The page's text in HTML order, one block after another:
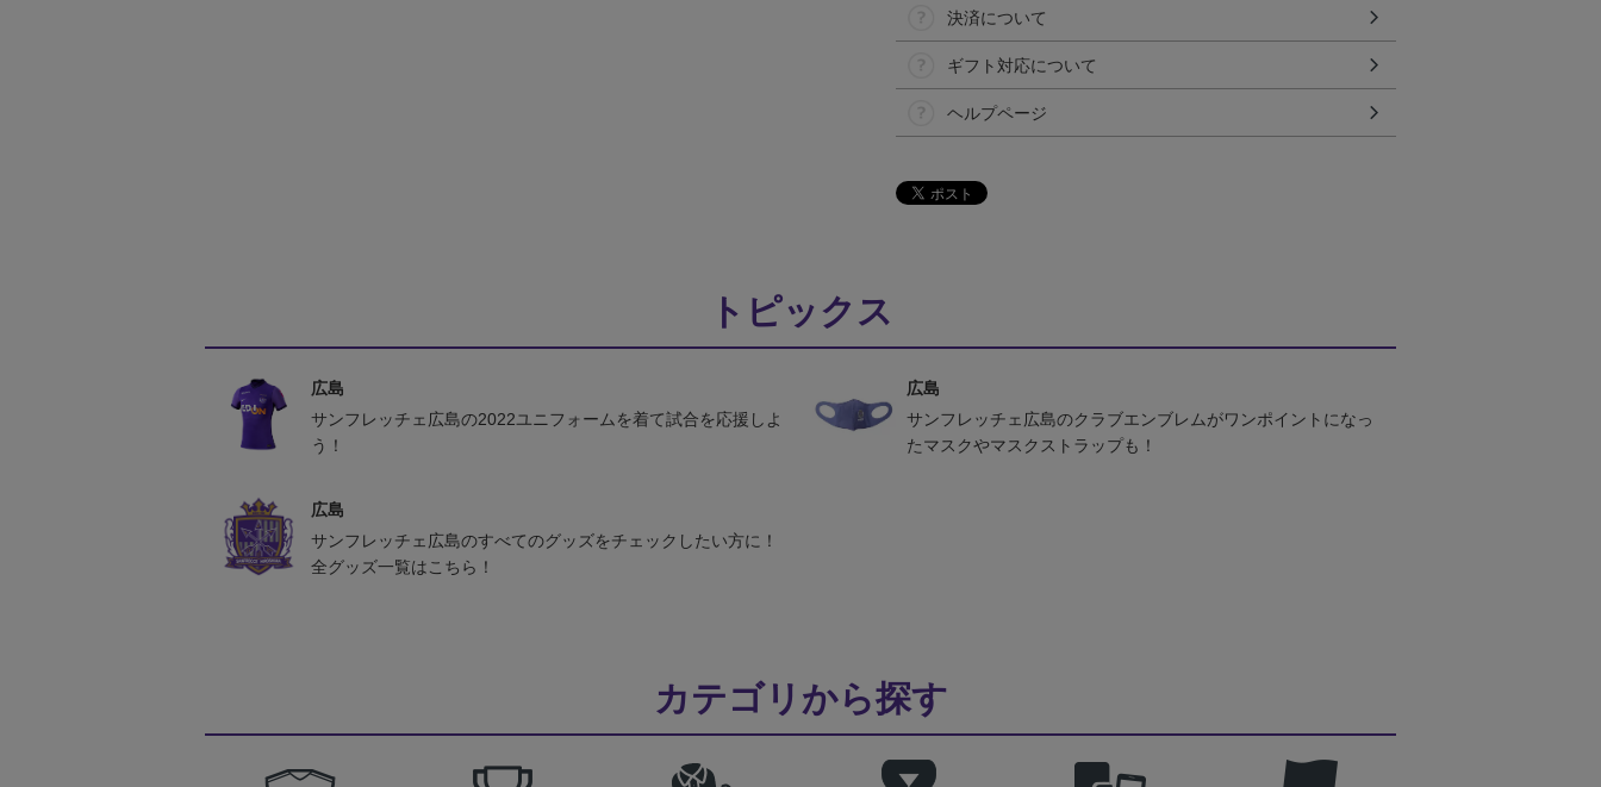
決済について
ギフト対応について
ヘルプページ
トピックス
広島
サンフレッチェ広島の2022ユニフォームを着て試合を応援しよ
う！
広島
サンフレッチェ広島のクラブエンブレムがワンポイントになっ
たマスクやマスクストラップも！
広島
サンフレッチェ広島のすべてのグッズをチェックしたい方に！
全グッズ一覧はこちら！
カテゴリから探す